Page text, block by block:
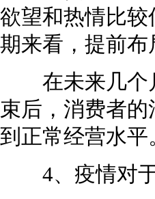
欲望和热情比
期来看，提前
在未来几个月
束后，消费者
到正常经营水平
4、疫情对于